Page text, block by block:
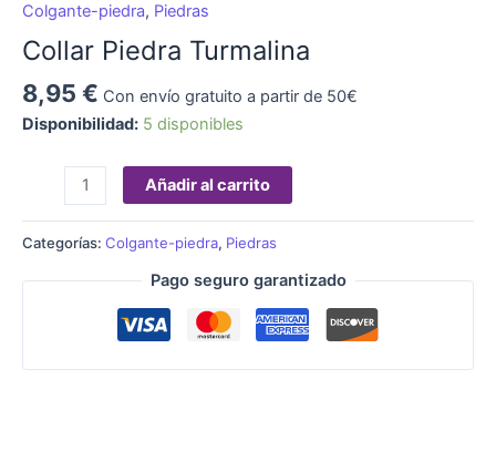
Colgante-piedra, Piedras
Collar Piedra Turmalina
8,95 € Con envío gratuito a partir de 50€
Disponibilidad: 5 disponibles
Añadir al carrito
Categorías: Colgante-piedra, Piedras
Pago seguro garantizado